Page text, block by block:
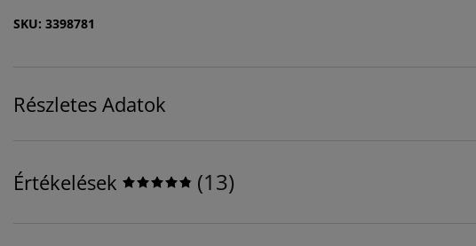
SKU: 3398781
Részletes Adatok
Értékelések (13)